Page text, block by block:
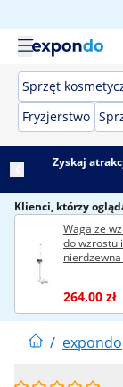
Sprzęt
Fryzjerstwo
Zyskaj
Klienci, którzy
Waga ze
do wzrostu
264,00 zł
/ expondo